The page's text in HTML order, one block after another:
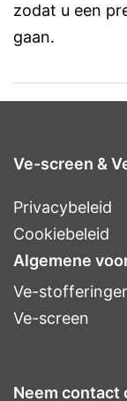
zodat u een
gaan.
Ve-screen &
Privacybeleid
Cookiebeleid
Algemene
Ve-
Ve-screen
Neem contact